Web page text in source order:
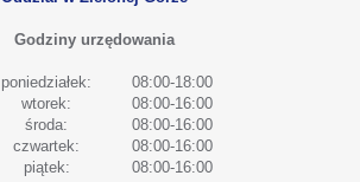
Godziny urzędowania
poniedziałek:
08:00-18:00
wtorek:
08:00-16:00
środa:
08:00-16:00
czwartek:
08:00-16:00
piątek:
08:00-16:00